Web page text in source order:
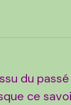
du
ce